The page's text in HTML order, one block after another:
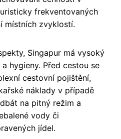
frekventovaných
místních zvyklostí.
Singapur má vysoký
hygieny. Před cestou se
cestovní pojištění,
náklady v případě
na pitný režim a
vody či
jídel.